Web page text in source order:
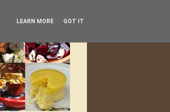
LEARN MORE GOT IT